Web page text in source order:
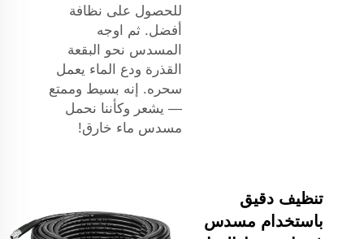
للحصول على نظافة
أفضل. ثم اوجه
المسدس نحو البقعة
القذرة ودع الماء يعمل
سحره. إنه بسيط وممتع
— يشعر وكأننا نحمل
مسدس ماء خارق!
تنظيف دقيق
باستخدام مسدس